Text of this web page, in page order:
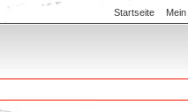
Startseite